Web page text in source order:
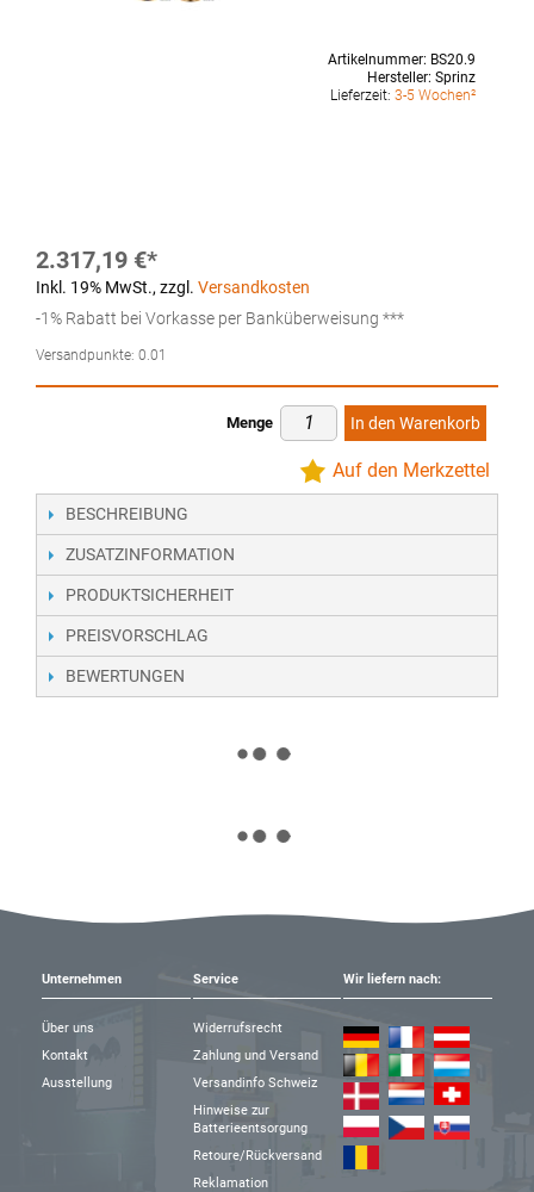
Artikelnummer: BS20.9
Hersteller: Sprinz
Lieferzeit: 3-5 Wochen²
2.317,19 €
Inkl. 19% MwSt., zzgl. Versandkosten
-1% Rabatt bei Vorkasse per Banküberweisung ***
Versandpunkte: 0.01
Menge In den Warenkorb
Auf den Merkzettel
BESCHREIBUNG
ZUSATZINFORMATION
PRODUKTSICHERHEIT
PREISVORSCHLAG
BEWERTUNGEN
Unternehmen
Über uns
Kontakt
Ausstellung
Service
Widerrufsrecht
Zahlung und Versand
Versandinfo Schweiz
Hinweise zur
Batterieentsorgung
Retoure/Rückversand
Reklamation
Wir liefern nach: